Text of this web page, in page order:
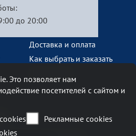
до 20:00
Доставка и оплата
Как выбрать и заказать
Это позволяет нам
посетителей с сайтом и
Рекламные cookies